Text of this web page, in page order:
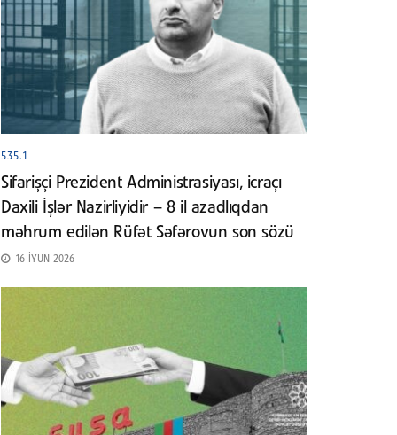
535.1
Sifarişçi Prezident Administrasiyası, icraçı
Daxili İşlər Nazirliyidir – 8 il azadlıqdan
məhrum edilən Rüfət Səfərovun son sözü
16 İYUN 2026